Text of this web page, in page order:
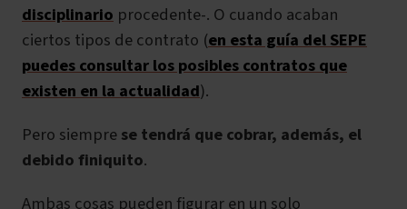
disciplinario procedente-. O cuando acaban
ciertos tipos de contrato (en esta guía del SEPE
puedes consultar los posibles contratos que
existen en la actualidad).
Pero siemprese tendrá que cobrar, además, el
debido finiquito.
Ambas cosas pueden figurar en un solo